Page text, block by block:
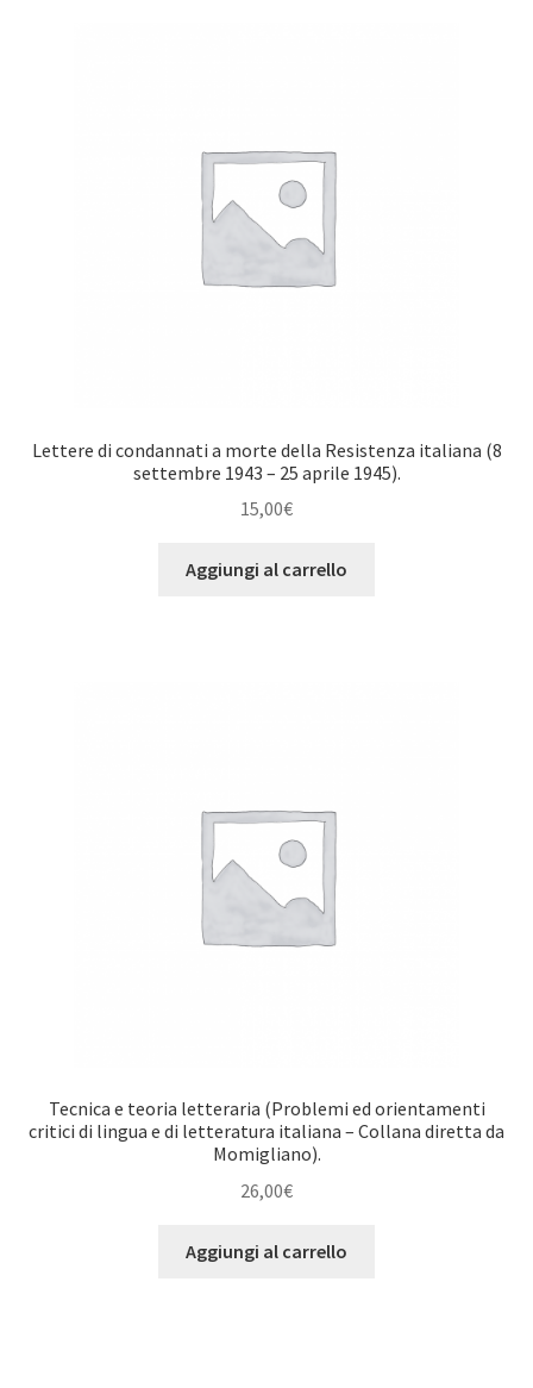
Lettere di condannati a morte della Resistenza italiana (8
settembre 1943 – 25 aprile 1945).
15,00€
Aggiungi al carrello
Tecnica e teoria letteraria (Problemi ed orientamenti
critici di lingua e di letteratura italiana – Collana diretta da
Momigliano).
26,00€
Aggiungi al carrello